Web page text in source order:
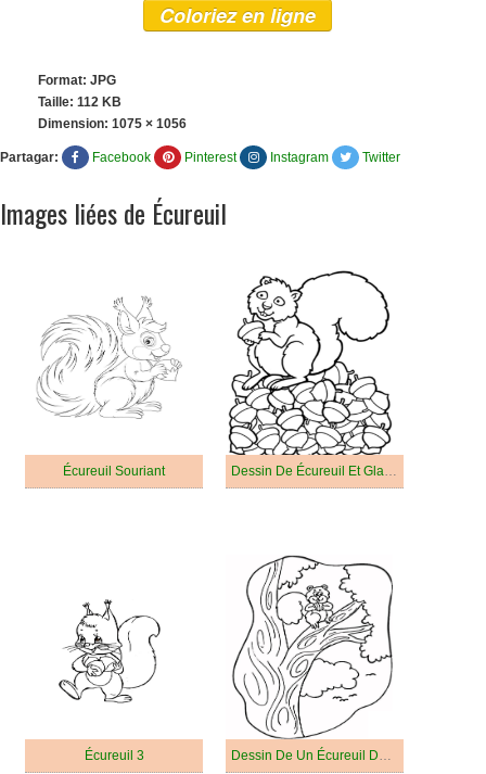
Coloriez en ligne
Format: JPG
Taille: 112 KB
Dimension: 1075 × 1056
Partagar: Facebook Pinterest Instagram Twitter
Images liées de Écureuil
Écureuil Souriant Dessin De Écureuil Et Glands
Écureuil 3 Dessin De Un Écureuil Dans Un Arbre